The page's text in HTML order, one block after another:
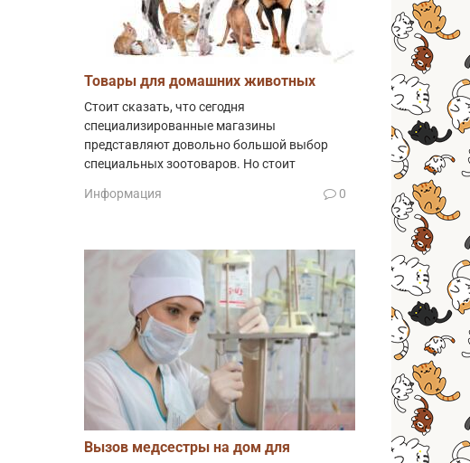
Товары для домашних животных
Стоит сказать, что сегодня
специализированные магазины
представляют довольно большой выбор
специальных зоотоваров. Но стоит
Информация 0
Вызов медсестры на дом для